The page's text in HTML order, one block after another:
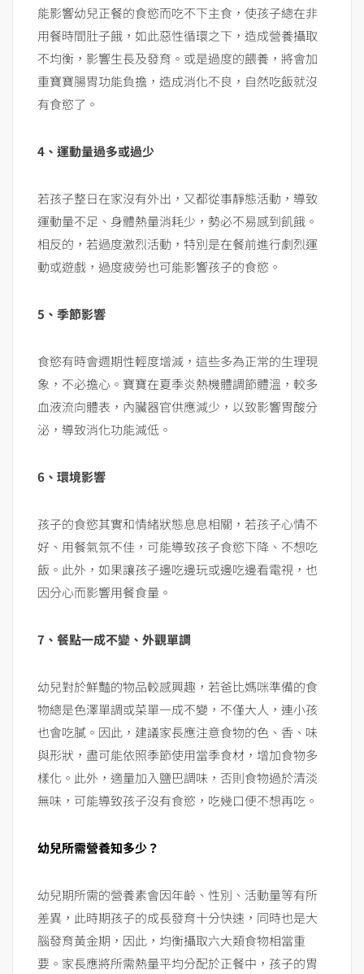
能影響幼兒正餐的食慾而吃不下主食，使孩子總在非
用餐時間肚子餓，如此惡性循環之下，造成營養攝取
不均衡，影響生長及發育。或是過度的餵養，將會加
重寶寶腸胃功能負擔，造成消化不良，自然吃飯就沒
有食慾了。
4、運動量過多或過少
若孩子整日在家沒有外出，又都從事靜態活動，導致
運動量不足、身體熱量消耗少，勢必不易感到飢餓。
相反的，若過度激烈活動，特別是在餐前進行劇烈運
動或遊戲，過度疲勞也可能影響孩子的食慾。
5、季節影響
食慾有時會週期性輕度增減，這些多為正常的生理現
象，不必擔心。寶寶在夏季炎熱機體調節體溫，較多
血液流向體表，內臟器官供應減少，以致影響胃酸分
泌，導致消化功能減低。
6、環境影響
孩子的食慾其實和情緒狀態息息相關，若孩子心情不
好、用餐氣氛不佳，可能導致孩子食慾下降、不想吃
飯。此外，如果讓孩子邊吃邊玩或邊吃邊看電視，也
因分心而影響用餐食量。
7、餐點一成不變、外觀單調
幼兒對於鮮豔的物品較感興趣，若爸比媽咪準備的食
物總是色澤單調或菜單一成不變，不僅大人，連小孩
也會吃膩。因此，建議家長應注意食物的色、香、味
與形狀，盡可能依照季節使用當季食材，增加食物多
樣化。此外，適量加入鹽巴調味，否則食物過於清淡
無味，可能導致孩子沒有食慾，吃幾口便不想再吃。
幼兒所需營養知多少？
幼兒期所需的營養素會因年齡、性別、活動量等有所
差異，此時期孩子的成長發育十分快速，同時也是大
腦發育黃金期，因此，均衡攝取六大類食物相當重
要。家長應將所需熱量平均分配於正餐中，孩子的胃